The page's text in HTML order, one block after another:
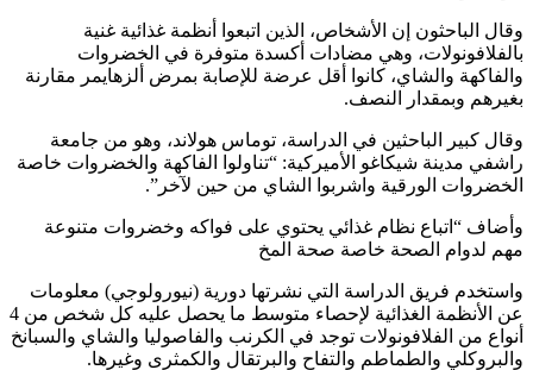
وقال الباحثون إن الأشخاص، الذين اتبعوا أنظمة غذائية غنية
بالفلافونولات، وهي مضادات أكسدة متوفرة في الخضروات
والفاكهة والشاي، كانوا أقل عرضة للإصابة بمرض ألزهايمر مقارنة
بغيرهم وبمقدار النصف.
وقال كبير الباحثين في الدراسة، توماس هولاند، وهو من جامعة
راشفي مدينة شيكاغو الأميركية: “تناولوا الفاكهة والخضروات خاصة
الخضروات الورقية واشربوا الشاي من حين لآخر”.
وأضاف “اتباع نظام غذائي يحتوي على فواكه وخضروات متنوعة
مهم لدوام الصحة خاصة صحة المخ
واستخدم فريق الدراسة التي نشرتها دورية (نيورولوجي) معلومات
عن الأنظمة الغذائية لإحصاء متوسط ما يحصل عليه كل شخص من 4
أنواع من الفلافونولات توجد في الكرنب والفاصوليا والشاي والسبانخ
والبروكلي والطماطم والتفاح والبرتقال والكمثرى وغيرها.